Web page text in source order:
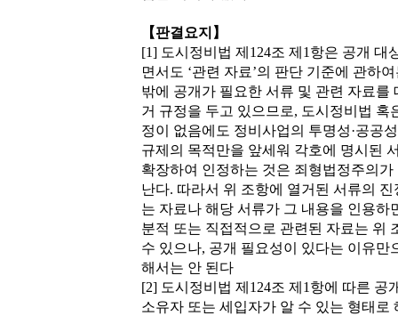
【판결요지】
[1] 도시정비법 제124조 제1항은 공개
면서도 ‘관련 자료’의 판단 기준에 관하
밖에 공개가 필요한 서류 및 관련 자료
거 규정을 두고 있으므로, 도시정비법
정이 없음에도 정비사업의 투명성·공공
규제의 목적만을 앞세워 각호에 명시된
확장하여 인정하는 것은 죄형법정주의
난다. 따라서 위 조항에 열거된 서류의
는 자료나 해당 서류가 그 내용을 인용
분적 또는 직접적으로 관련된 자료는 위
수 있으나, 공개 필요성이 있다는 이유만
해서는 안 된다
[2] 도시정비법 제124조 제1항에 따른
소유자 또는 세입자가 알 수 있는 형태